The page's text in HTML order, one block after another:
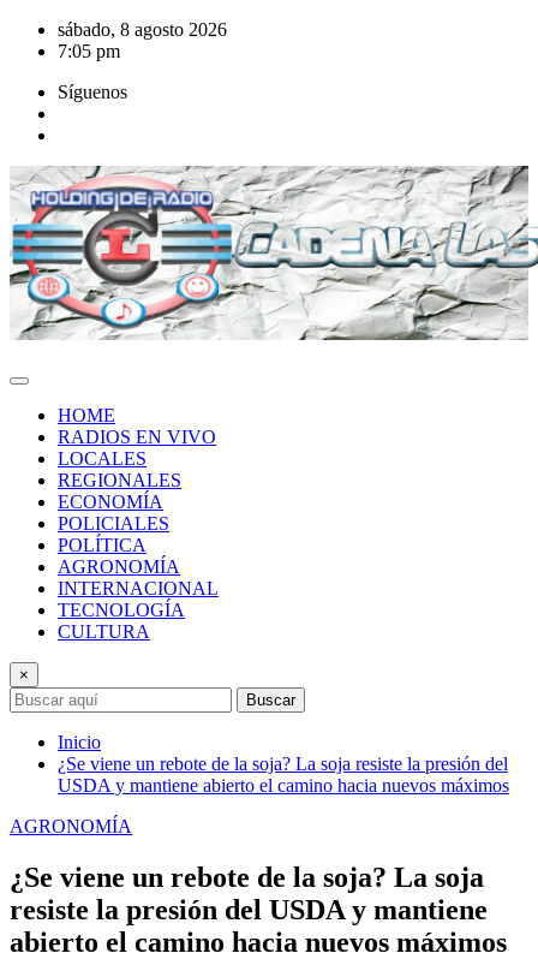
Saltar
sábado, 8 agosto 2026
7:05 pm
Síguenos
HOME
RADIOS EN VIVO
LOCALES
REGIONALES
ECONOMÍA
POLICIALES
POLÍTICA
AGRONOMÍA
INTERNACIONAL
TECNOLOGÍA
CULTURA
×
Buscar
Inicio
¿Se viene un rebote de la soja? La soja resiste la presión del
USDA y mantiene abierto el camino hacia nuevos máximos
AGRONOMÍA
¿Se viene un rebote de la soja? La soja
resiste la presión del USDA y mantiene
abierto el camino hacia nuevos máximos